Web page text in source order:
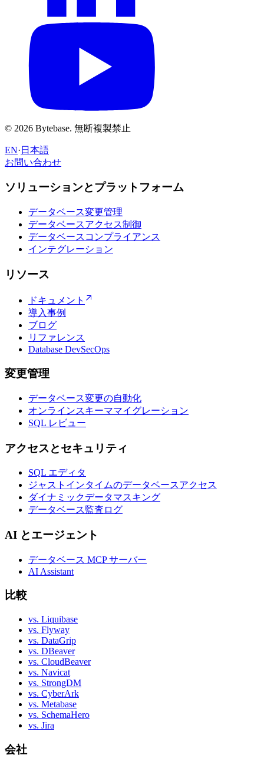
© 2026 Bytebase. 無断複製禁止
EN· 日本語
お問い合わせ
ソリューションとプラットフォーム
データベース変更管理
データベースアクセス制御
データベースコンプライアンス
インテグレーション
リソース
ドキュメント
導入事例
ブログ
リファレンス
Database DevSecOps
変更管理
データベース変更の自動化
オンラインスキーママイグレーション
SQL レビュー
アクセスとセキュリティ
SQL エディタ
ジャストインタイムのデータベースアクセス
ダイナミックデータマスキング
データベース監査ログ
AI とエージェント
データベース MCP サーバー
AI Assistant
比較
vs. Liquibase
vs. Flyway
vs. DataGrip
vs. DBeaver
vs. CloudBeaver
vs. Navicat
vs. StrongDM
vs. CyberArk
vs. Metabase
vs. SchemaHero
vs. Jira
会社